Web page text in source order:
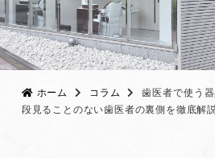
ホーム コラム
歯医者で使う
段見ることのない歯医者の裏側を徹底解